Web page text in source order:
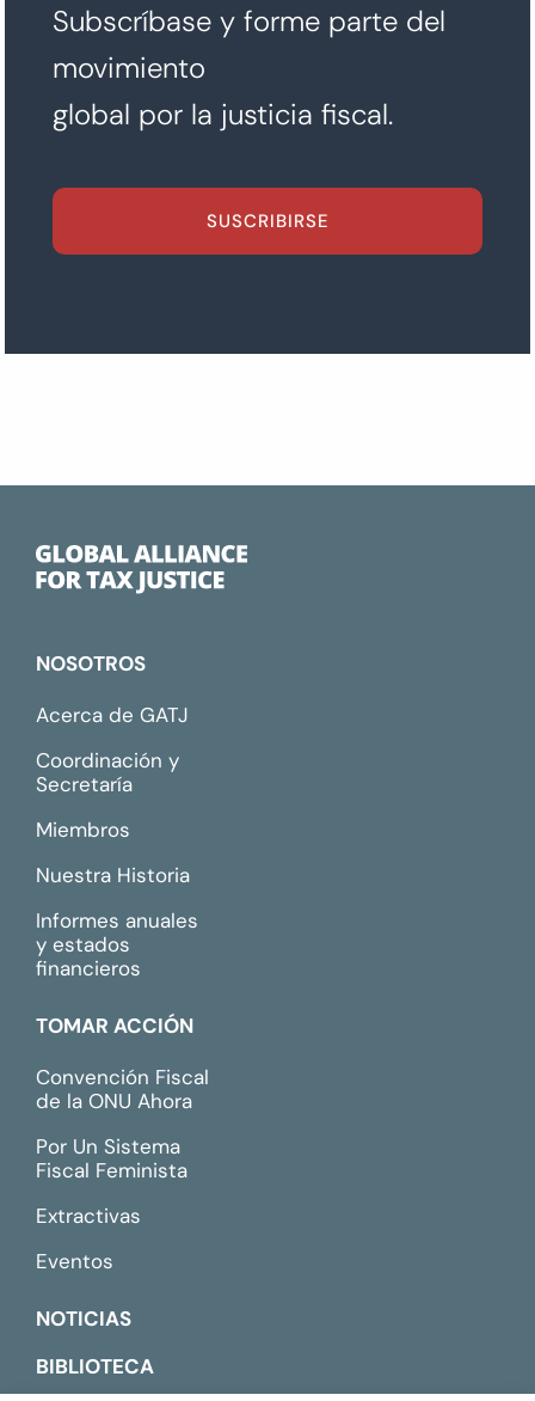
Subscríbase y forme parte del
movimiento
global por la justicia fiscal.
SUSCRIBIRSE
NOSOTROS
Acerca de GATJ
Coordinación y
Secretaría
Miembros
Nuestra Historia
Informes anuales
y estados
financieros
TOMAR ACCIÓN
Convención Fiscal
de la ONU Ahora
Por Un Sistema
Fiscal Feminista
Extractivas
Eventos
NOTICIAS
BIBLIOTECA